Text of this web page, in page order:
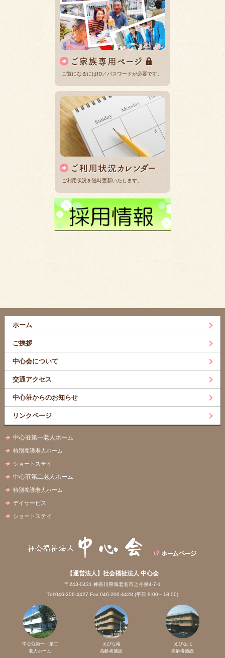
ご覧になるにはID／パスワードが必要です。
ご利用状況を随時更新いたします。
ホーム
ご挨拶
中心会について
交通アクセス
中心荘からのお知らせ
リンクページ
中心荘第一老人ホーム
特別養護老人ホーム
ショートステイ
中心荘第二老人ホーム
特別養護老人ホーム
デイサービス
ショートステイ
【運営法人】社会福祉法人 中心会
〒243-0431 神奈川県海老名市上今泉4-7-1
Tel:046-206-4427 Fax:046-206-4428 (平日 9:00～18:00)
中心荘第一・第二
老人ホーム
えびな南
高齢者施設
えびな北
高齢者施設